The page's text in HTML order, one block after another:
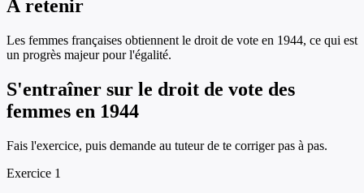
À retenir
Les femmes françaises obtiennent le droit de vote en 1944, ce qui est
un progrès majeur pour l'égalité.
S'entraîner sur le droit de vote des
femmes en 1944
Fais l'exercice, puis demande au tuteur de te corriger pas à pas.
Exercice 1